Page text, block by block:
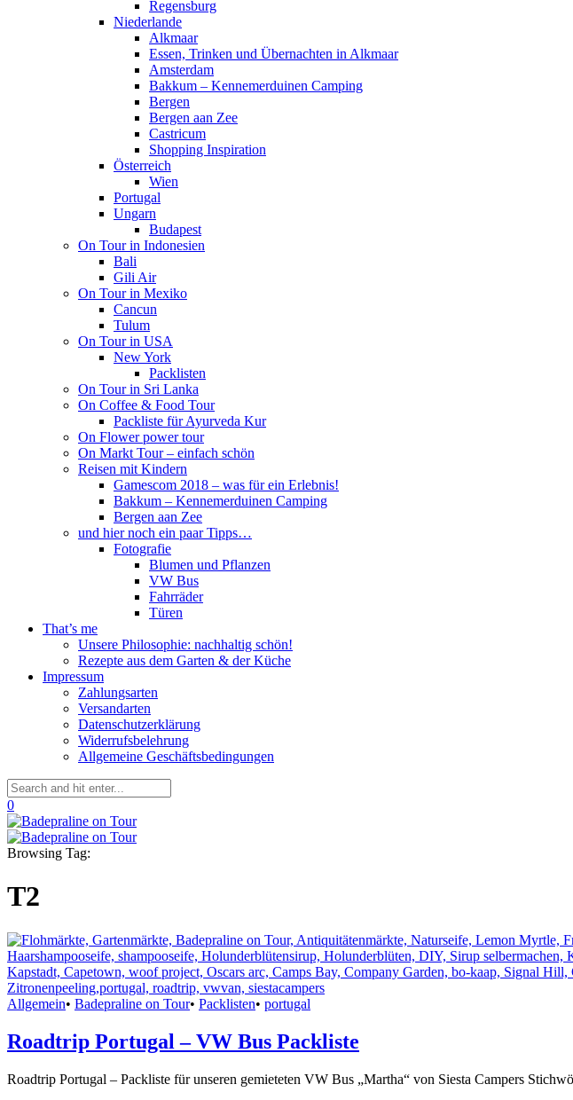
Regensburg
Niederlande
Alkmaar
Essen, Trinken und Übernachten in Alkmaar
Amsterdam
Bakkum – Kennemerduinen Camping
Bergen
Bergen aan Zee
Castricum
Shopping Inspiration
Österreich
Wien
Portugal
Ungarn
Budapest
On Tour in Indonesien
Bali
Gili Air
On Tour in Mexiko
Cancun
Tulum
On Tour in USA
New York
Packlisten
On Tour in Sri Lanka
On Coffee & Food Tour
Packliste für Ayurveda Kur
On Flower power tour
On Markt Tour – einfach schön
Reisen mit Kindern
Gamescom 2018 – was für ein Erlebnis!
Bakkum – Kennemerduinen Camping
Bergen aan Zee
und hier noch ein paar Tipps…
Fotografie
Blumen und Pflanzen
VW Bus
Fahrräder
Türen
That’s me
Unsere Philosophie: nachhaltig schön!
Rezepte aus dem Garten & der Küche
Impressum
Zahlungsarten
Versandarten
Datenschutzerklärung
Widerrufsbelehrung
Allgemeine Geschäftsbedingungen
0
Browsing Tag:
T2
Allgemein• Badepraline on Tour• Packlisten• portugal
Roadtrip Portugal – VW Bus Packliste
Roadtrip Portugal – Packliste für unseren gemieteten VW Bus „Martha“ von Siesta Campers